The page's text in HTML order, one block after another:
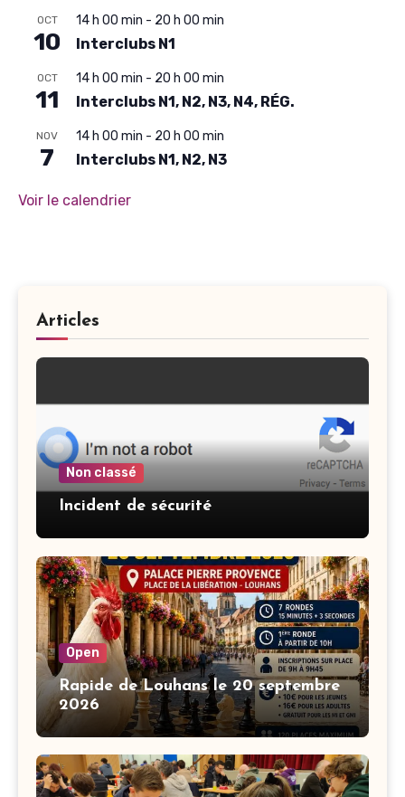
OCT
10
14 h 00 min - 20 h 00 min
Interclubs N1
OCT
11
14 h 00 min - 20 h 00 min
Interclubs N1, N2, N3, N4, RÉG.
NOV
7
14 h 00 min - 20 h 00 min
Interclubs N1, N2, N3
Voir le calendrier
Articles
Non classé
Incident de sécurité
Open
Rapide de Louhans le 20 septembre
2026